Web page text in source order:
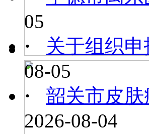
05
·
关于组织
08-05
·
韶关市皮
2026-08-04